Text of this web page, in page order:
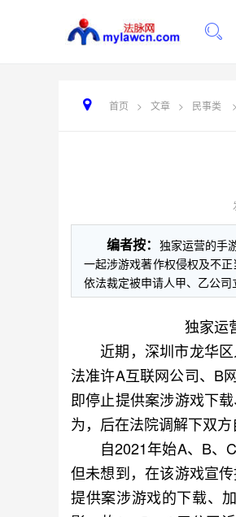
首页 > 文章 > 民事类 >
编者按： 独家运营的手
一起涉游戏著作权侵权及不
依法裁定被申请人甲、乙公
独家运
近期，深圳市龙华区
法准许A互联网公司、B
即停止提供案涉游戏下
为，后在法院调解下双方
自2021年始A、B、C
但未想到，在该游戏宣
提供案涉游戏的下载、